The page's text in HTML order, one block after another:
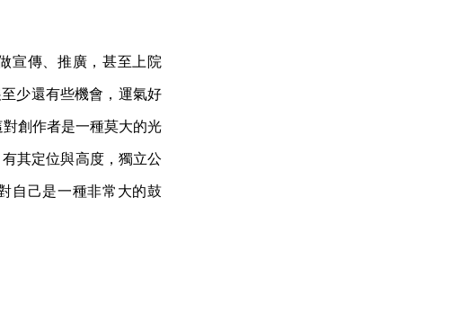
宣傳、推廣，甚至上院
少還有些機會，運氣好
創作者是一種莫大的光
其定位與高度，獨立公
自己是一種非常大的鼓